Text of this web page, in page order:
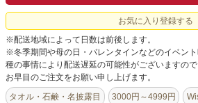
お気に入り登録する
※配送地域によって日数は前後します。
※冬季期間や母の日・バレンタインなどのイベン
種の事情により配送遅延の可能性がございますの
お早目のご注文をお願い申し上げます。
タオル・石鹸・名披露目 3000円～4999円